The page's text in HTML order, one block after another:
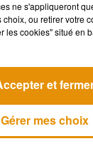
#Joy On t'aime
ne s'appliqueront
ou retirer votre
les cookies" situé en
Gérer mes choix
et